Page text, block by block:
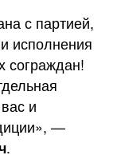
с партией,
исполнения
сограждан!
и
—
.